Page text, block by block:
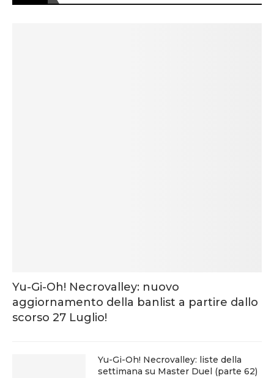
Yu-Gi-Oh! Necrovalley: nuovo
aggiornamento della banlist a partire dallo
scorso 27 Luglio!
Yu-Gi-Oh! Necrovalley: liste della
settimana su Master Duel (parte 62)